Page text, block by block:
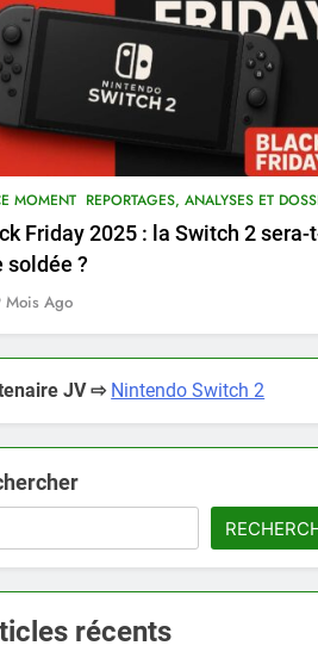
MOMENT REPORTAGES, ANALYSES ET
Friday 2025 : la Switch 2 sera-
soldée ?
Mois Ago
JV ⇨ Nintendo Switch 2
récents